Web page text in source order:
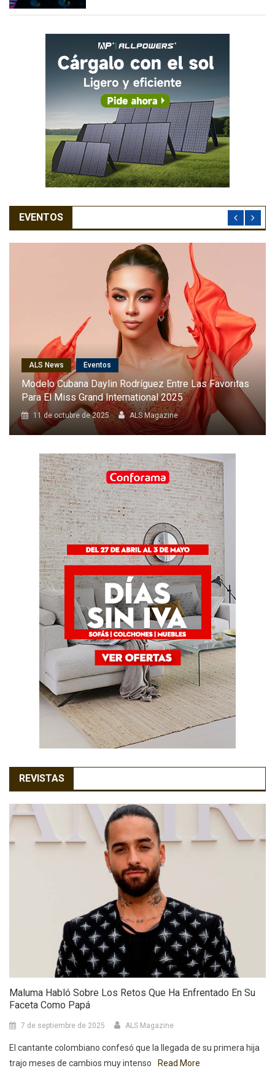
EVENTOS
ALS News Cantantes
Karol G Será La Primera Latina En Cantar En El Desfile
Anual De Victoria’s Secret
8 de octubre de 2025 ALS Magazine
REVISTAS
Maluma Habló Sobre Los Retos Que Ha Enfrentado En Su
Faceta Como Papá
7 de septiembre de 2025 ALS Magazine
El cantante colombiano confesó que la llegada de su primera hija
trajo meses de cambios muy intenso
Read More